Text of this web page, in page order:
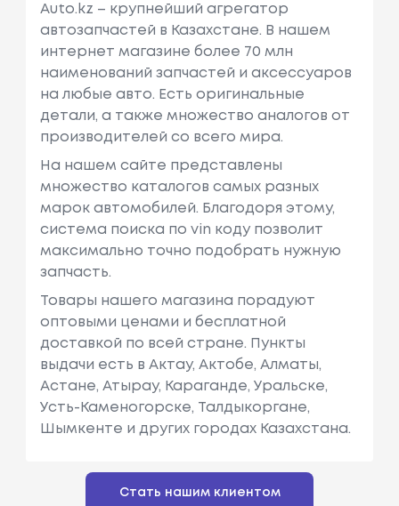
Auto.kz – крупнейший агрегатор
автозапчастей в Казахстане. В нашем
интернет магазине более 70 млн
наименований запчастей и аксессуаров
на любые авто. Есть оригинальные
детали, а также множество аналогов от
производителей со всего мира.
На нашем сайте представлены
множество каталогов самых разных
марок автомобилей. Благодоря этому,
система поиска по vin коду позволит
максимально точно подобрать нужную
запчасть.
Товары нашего магазина порадуют
оптовыми ценами и бесплатной
доставкой по всей стране. Пункты
выдачи есть в Актау, Актобе, Алматы,
Астане, Атырау, Караганде, Уральске,
Усть-Каменогорске, Талдыкоргане,
Шымкенте и других городах Казахстана.
Стать нашим клиентом